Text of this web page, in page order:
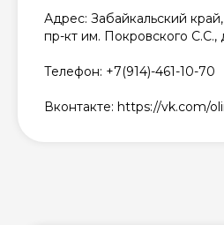
Адрес: Забайкальский
пр-кт им. Покровского С.С.,
Телефон: +7(914)-461-10-70
Вконтакте: https://vk.com/